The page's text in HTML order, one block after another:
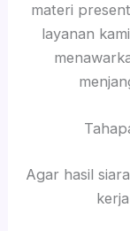
materi
layanan
Agar hasil